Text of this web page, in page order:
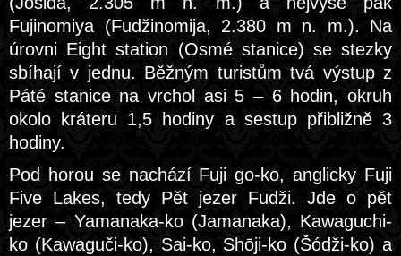
Fujinomiya (Fudžinomija, 2.380 m n. m.). Na
úrovni Eight station (Osmé stanice) se stezky
sbíhají v jednu. Běžným turistům tvá výstup z
Páté stanice na vrchol asi 5 – 6 hodin, okruh
okolo kráteru 1,5 hodiny a sestup přibližně 3
hodiny.
Pod horou se nachází Fuji go-ko, anglicky Fuji
Five Lakes, tedy Pět jezer Fudži. Jde o pět
jezer – Yamanaka-ko (Jamanaka), Kawaguchi-
ko (Kawaguči-ko), Sai-ko, Shōji-ko (Šódži-ko) a